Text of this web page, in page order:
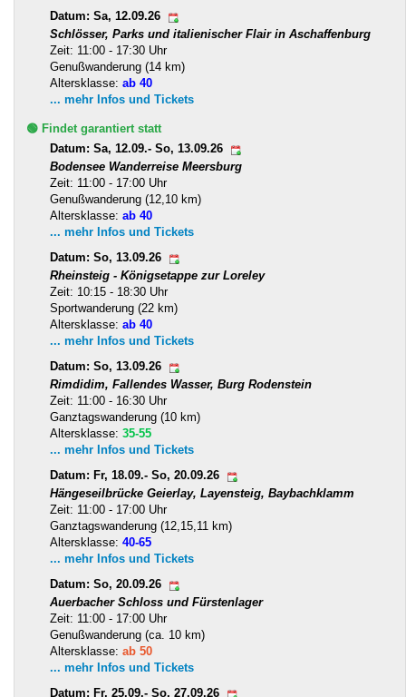
Datum: Sa, 12.09.26
Schlösser, Parks und italienischer Flair in Aschaffenburg
Zeit: 11:00 - 17:30 Uhr
Genußwanderung (14 km)
Altersklasse: ab 40
... mehr Infos und Tickets
🟢 Findet garantiert statt
Datum: Sa, 12.09.- So, 13.09.26
Bodensee Wanderreise Meersburg
Zeit: 11:00 - 17:00 Uhr
Genußwanderung (12,10 km)
Altersklasse: ab 40
... mehr Infos und Tickets
Datum: So, 13.09.26
Rheinsteig - Königsetappe zur Loreley
Zeit: 10:15 - 18:30 Uhr
Sportwanderung (22 km)
Altersklasse: ab 40
... mehr Infos und Tickets
Datum: So, 13.09.26
Rimdidim, Fallendes Wasser, Burg Rodenstein
Zeit: 11:00 - 16:30 Uhr
Ganztagswanderung (10 km)
Altersklasse: 35-55
... mehr Infos und Tickets
Datum: Fr, 18.09.- So, 20.09.26
Hängeseilbrücke Geierlay, Layensteig, Baybachklamm
Zeit: 11:00 - 17:00 Uhr
Ganztagswanderung (12,15,11 km)
Altersklasse: 40-65
... mehr Infos und Tickets
Datum: So, 20.09.26
Auerbacher Schloss und Fürstenlager
Zeit: 11:00 - 17:00 Uhr
Genußwanderung (ca. 10 km)
Altersklasse: ab 50
... mehr Infos und Tickets
Datum: Fr, 25.09.- So, 27.09.26